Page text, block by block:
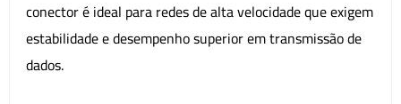
conector é ideal para redes de alta velocidade que exigem
estabilidade e desempenho superior em transmissão de
dados.